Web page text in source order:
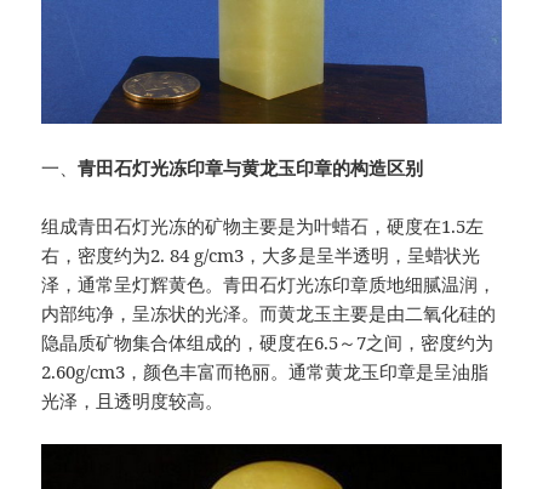
一、青田石灯光冻印章与黄龙玉印章的构造区别
组成青田石灯光冻的矿物主要是为叶蜡石，硬度在1.5左
右，密度约为2. 84 g/cm3，大多是呈半透明，呈蜡状光
泽，通常呈灯辉黄色。青田石灯光冻印章质地细腻温润，
内部纯净，呈冻状的光泽。而黄龙玉主要是由二氧化硅的
隐晶质矿物集合体组成的，硬度在6.5～7之间，密度约为
2.60g/cm3，颜色丰富而艳丽。通常黄龙玉印章是呈油脂
光泽，且透明度较高。